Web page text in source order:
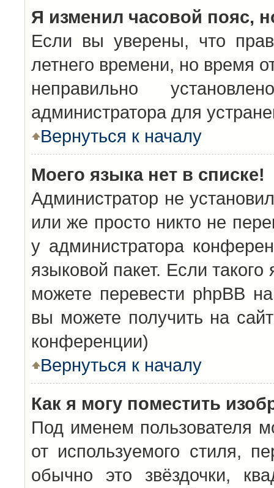
Я изменил часовой пояс,
Если вы уверены, что
летнего времени, но время
неправильно
администратора для
Вернуться к началу
Моего языка нет в списке!
Администратор не
или же просто никто не
у администратора
языковой пакет. Если
можете перевести phpBB
вы можете получить на
конференции)
Вернуться к началу
Как я могу поместить
Под именем пользователя
от используемого стиля,
обычно это звёздочки,